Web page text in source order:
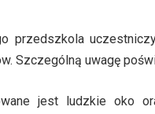
Szczególną uwagę
jest ludzkie oko